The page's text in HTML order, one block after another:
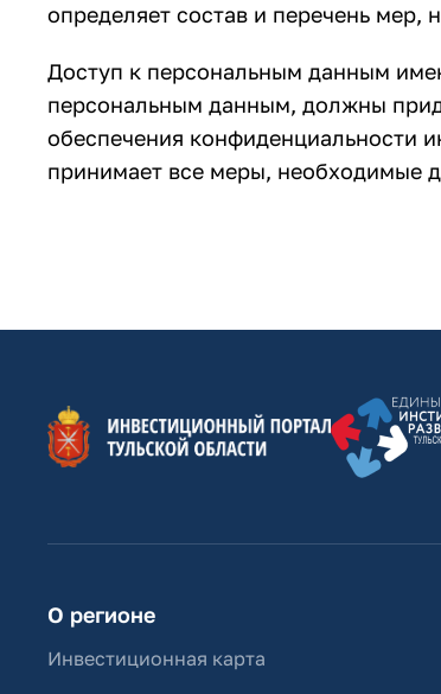
определяет состав и перечень мер,
Доступ к персональным данным
персональным данным, должны
обеспечения конфиденциальности
принимает все меры, необходимые
О регионе
Инвестиционная карта